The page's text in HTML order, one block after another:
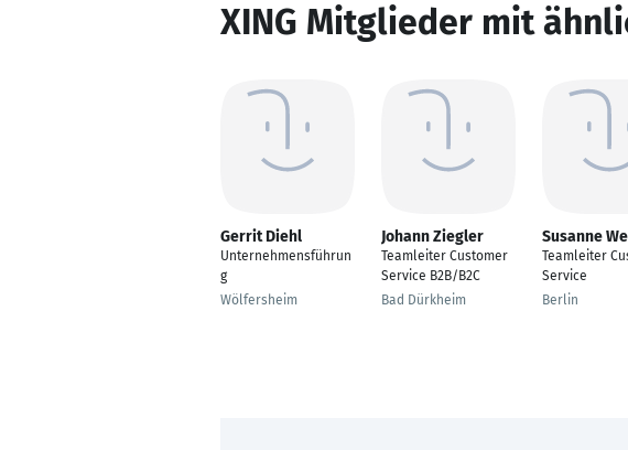
XING Mitglieder mit
Gerrit Diehl
Unternehmensführun
g
Wölfersheim
Johann Ziegler
Teamleiter Customer
Service B2B/B2C
Bad Dürkheim
Susanne
Teamleiter
Service
Berlin